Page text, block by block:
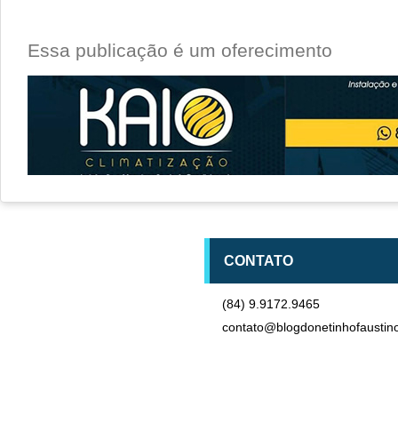
Essa publicação é um oferecimento
CONTATO
(84) 9.9172.9465